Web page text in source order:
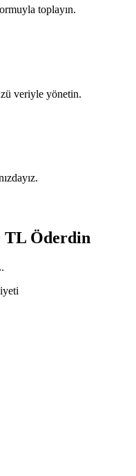
toplayın.
veriyle yönetin.
TL Öderdin
.